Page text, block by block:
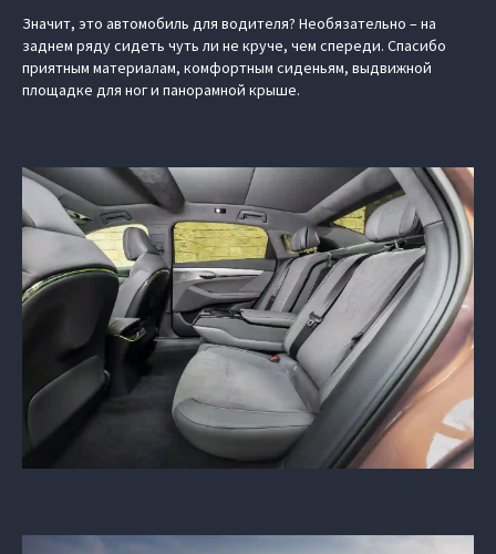
Значит, это автомобиль для водителя? Необязательно – на
заднем ряду сидеть чуть ли не круче, чем спереди. Спасибо
приятным материалам, комфортным сиденьям, выдвижной
площадке для ног и панорамной крыше.